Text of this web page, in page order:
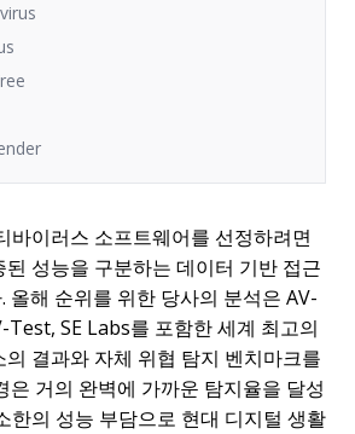
바이러스 소프트웨어를 선정하려면
성능을 구분하는 데이터 기반 접근
올해 순위를 위한 당사의 분석은 AV-
SE Labs를 포함한 세계 최고의
결과와 자체 위협 탐지 벤치마크를
은 거의 완벽에 가까운 탐지율을 달성
한의 성능 부담으로 현대 디지털 생활